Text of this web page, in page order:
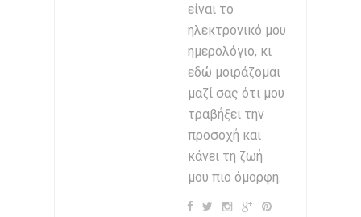
είναι το
ηλεκτρονικό μου
ημερολόγιο, κι
εδώ μοιράζομαι
μαζί σας ότι μου
τραβήξει την
προσοχή και
κάνει τη ζωή
μου πιο όμορφη.